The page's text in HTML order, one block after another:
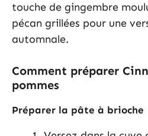
touche de gingembre
pécan grillées pour une
automnale.
Comment préparer
pommes
Préparer la pâte à brioche